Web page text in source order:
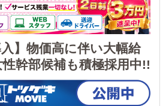
入】物価高に伴い大幅給
幹部候補も積極採用中!!